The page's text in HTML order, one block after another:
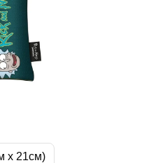
x 21см)